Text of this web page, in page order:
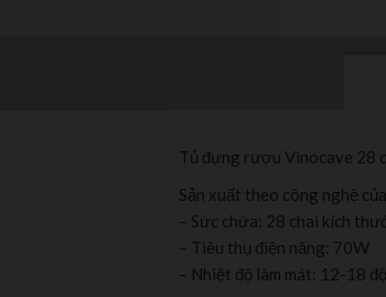
Tủ đựng rượu Vinocave 28
Sản xuất theo công nghệ
– Sức chứa: 28 chai kích
– Tiêu thụ điện năng: 70W
– Nhiệt độ làm mát: 12-18